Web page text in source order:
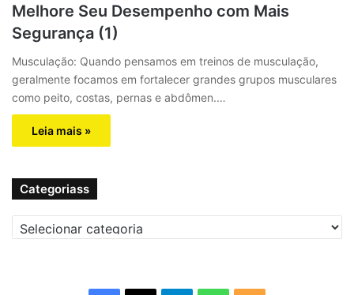
Melhore Seu Desempenho com Mais
Segurança (1)
Musculação: Quando pensamos em treinos de musculação,
geralmente focamos em fortalecer grandes grupos musculares
como peito, costas, pernas e abdômen.…
Leia mais »
Categoriass
a